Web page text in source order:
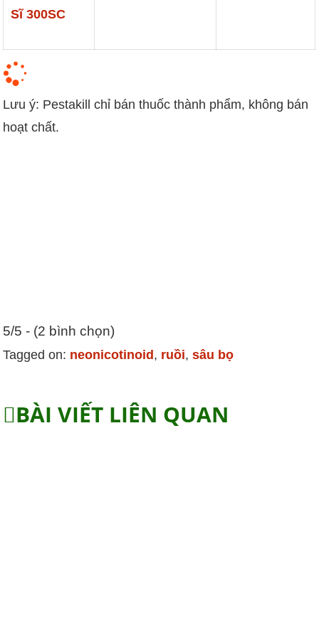
Sĩ 300SC
Lưu ý: Pestakill chỉ bán thuốc thành phẩm, không bán
hoạt chất.
5/5 - (2 bình chọn)
Tagged on: neonicotinoid , ruồi,sâu bọ
BÀI VIẾT LIÊN QUAN